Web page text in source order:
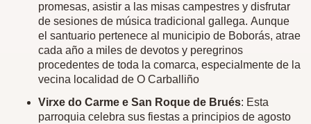
promesas, asistir a las misas campestres y disfrutar
de sesiones de música tradicional gallega. Aunque
el santuario pertenece al municipio de Boborás, atrae
cada año a miles de devotos y peregrinos
procedentes de toda la comarca, especialmente de la
vecina localidad de O Carballiño
Virxe do Carme e San Roque de Brués: Esta
parroquia celebra sus fiestas a principios de agosto